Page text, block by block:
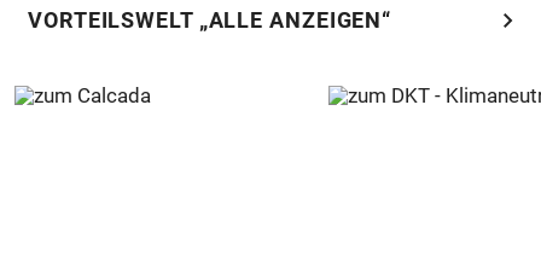
VORTEILSWELT „ALLE ANZEIGEN“ chevron_right